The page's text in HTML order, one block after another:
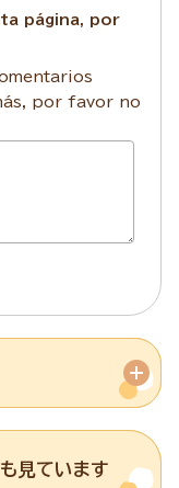
página, por
por favor no
見ています